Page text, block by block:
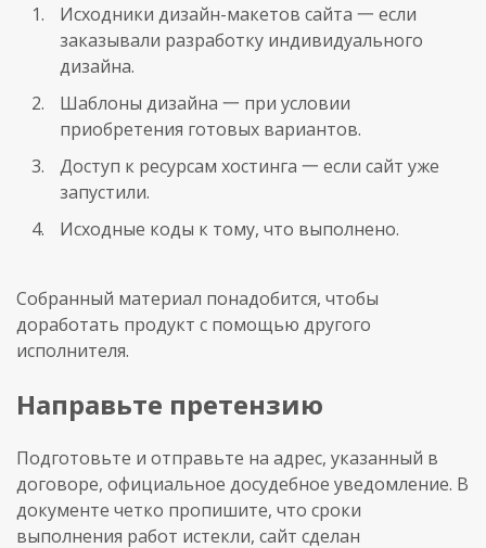
Исходники дизайн-макетов сайта 一 если
заказывали разработку индивидуального
дизайна.
Шаблоны дизайна 一 при условии
приобретения готовых вариантов.
Доступ к ресурсам хостинга 一 если сайт уже
запустили.
Исходные коды к тому, что выполнено.
Собранный материал понадобится, чтобы
доработать продукт с помощью другого
исполнителя.
Направьте претензию
Подготовьте и отправьте на адрес, указанный в
договоре, официальное досудебное уведомление. В
документе четко пропишите, что сроки
выполнения работ истекли, сайт сделан